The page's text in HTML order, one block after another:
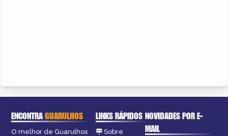
ENCONTRAGUARULHOS
O melhor de Guarulhos
LINKS RÁPIDOS
Sobre
NOVIDADES POR E-
MAIL